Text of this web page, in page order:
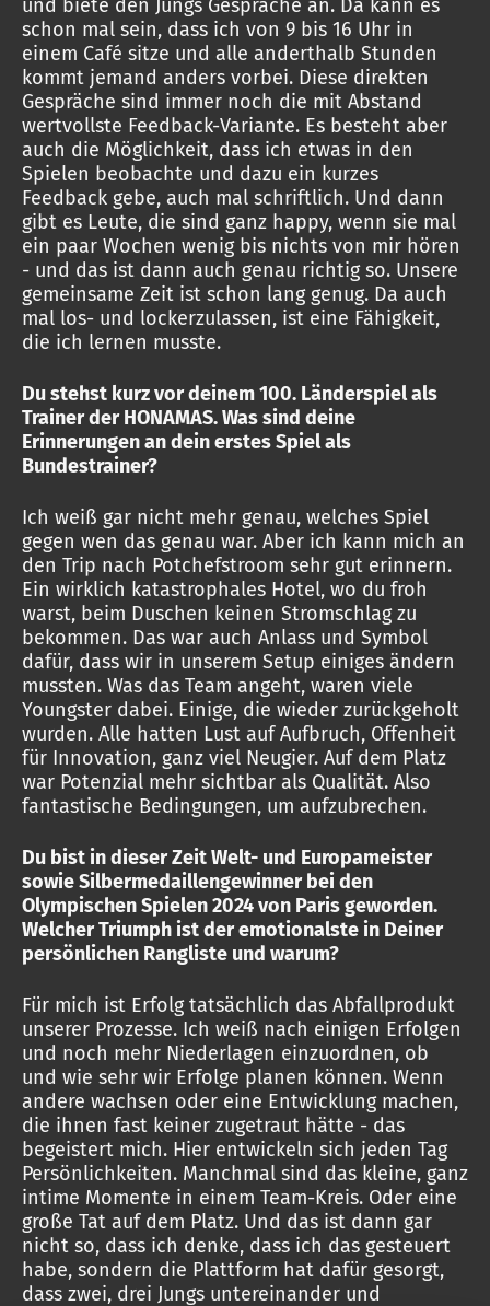
und biete den Jungs Gespräche an. Da kann es
schon mal sein, dass ich von 9 bis 16 Uhr in
einem Café sitze und alle anderthalb Stunden
kommt jemand anders vorbei. Diese direkten
Gespräche sind immer noch die mit Abstand
wertvollste Feedback-Variante. Es besteht aber
auch die Möglichkeit, dass ich etwas in den
Spielen beobachte und dazu ein kurzes
Feedback gebe, auch mal schriftlich. Und dann
gibt es Leute, die sind ganz happy, wenn sie mal
ein paar Wochen wenig bis nichts von mir hören
- und das ist dann auch genau richtig so. Unsere
gemeinsame Zeit ist schon lang genug. Da auch
mal los- und lockerzulassen, ist eine Fähigkeit,
die ich lernen musste.
Du stehst kurz vor deinem 100. Länderspiel als
Trainer der HONAMAS. Was sind deine
Erinnerungen an dein erstes Spiel als
Bundestrainer?
Ich weiß gar nicht mehr genau, welches Spiel
gegen wen das genau war. Aber ich kann mich an
den Trip nach Potchefstroom sehr gut erinnern.
Ein wirklich katastrophales Hotel, wo du froh
warst, beim Duschen keinen Stromschlag zu
bekommen. Das war auch Anlass und Symbol
dafür, dass wir in unserem Setup einiges ändern
mussten. Was das Team angeht, waren viele
Youngster dabei. Einige, die wieder zurückgeholt
wurden. Alle hatten Lust auf Aufbruch, Offenheit
für Innovation, ganz viel Neugier. Auf dem Platz
war Potenzial mehr sichtbar als Qualität. Also
fantastische Bedingungen, um aufzubrechen.
Du bist in dieser Zeit Welt- und Europameister
sowie Silbermedaillengewinner bei den
Olympischen Spielen 2024 von Paris geworden.
Welcher Triumph ist der emotionalste in Deiner
persönlichen Rangliste und warum?
Für mich ist Erfolg tatsächlich das Abfallprodukt
unserer Prozesse. Ich weiß nach einigen Erfolgen
und noch mehr Niederlagen einzuordnen, ob
und wie sehr wir Erfolge planen können. Wenn
andere wachsen oder eine Entwicklung machen,
die ihnen fast keiner zugetraut hätte - das
begeistert mich. Hier entwickeln sich jeden Tag
Persönlichkeiten. Manchmal sind das kleine, ganz
intime Momente in einem Team-Kreis. Oder eine
große Tat auf dem Platz. Und das ist dann gar
nicht so, dass ich denke, dass ich das gesteuert
habe, sondern die Plattform hat dafür gesorgt,
dass zwei, drei Jungs untereinander und